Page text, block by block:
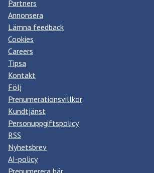
Partners
Annonsera
Lämna feedback
Cookies
Careers
Tipsa
Kontakt
Följ
Prenumerationsvillkor
Kundtjänst
Personuppgiftspolicy
RSS
Nyhetsbrev
AI-policy